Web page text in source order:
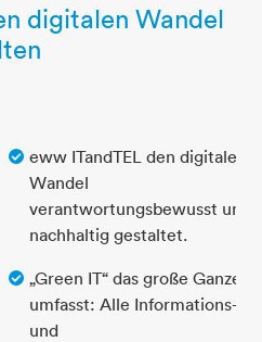
digitalen Wandel
eww ITandTEL den digitalen
Wandel
verantwortungsbewusst und
nachhaltig gestaltet.
„Green IT“ das große Ganze
umfasst: Alle Informations-
und